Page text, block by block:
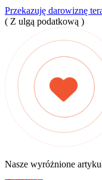
Przekazuję darowiznę
( Z ulgą podatkową )
Nasze wyróżnione